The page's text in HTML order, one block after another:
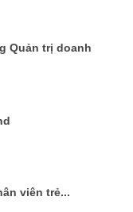
Quản trị doanh
viên trẻ...